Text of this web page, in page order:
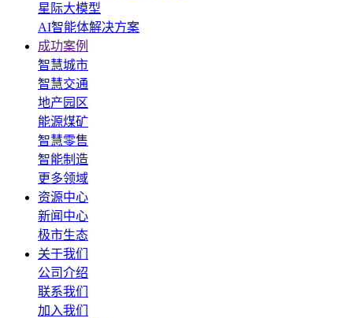
星际大模型
AI智能体解决方案
成功案例
智慧城市
智慧交通
地产园区
能源煤矿
智慧零售
智能制造
更多领域
资源中心
新闻中心
极市生态
关于我们
公司介绍
联系我们
加入我们